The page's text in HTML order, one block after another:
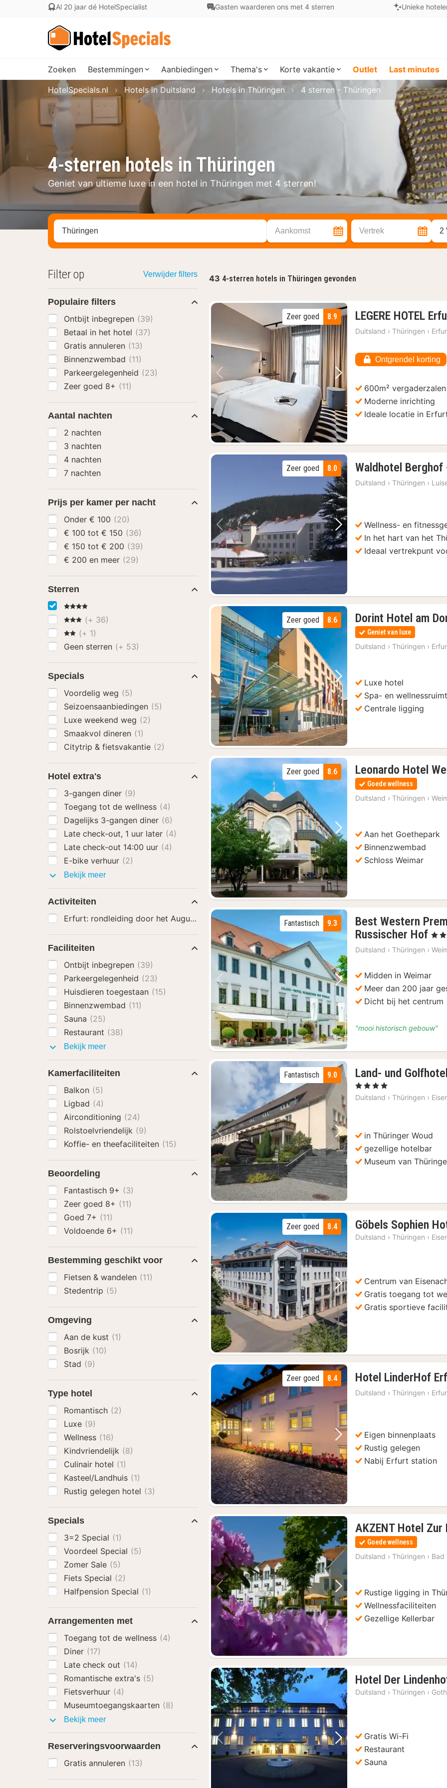
Al 20 jaar dé HotelSpecialist Gasten waarderen ons met 4 sterren Unieke
Zoeken Bestemmingen Aanbiedingen Thema's Korte vakantie Outlet Last minutes
4-sterren hotels in Thüringen
Geniet van ultieme luxe in een hotel in Thüringen met 4 sterren!
HotelSpecials.nl Hotels in Duitsland Hotels in Thüringen 4 sterren - Thüringen
Zoek op hotel, regio of stad Aankomst Vertrek 2
43 4-sterren hotels in Thüringen gevonden
Vorige foto Volgende foto
8.9
Zeer goed LEGERE HOTEL
Duitsland › Thüringen ›
Ontgrendel korting
600m² vergaderzalen
Moderne inrichting
Ideale locatie in
Vorige foto Volgende foto
8.0
Zeer goed Waldhotel Berghof
Duitsland › Thüringen ›
Wellness- en
In het hart van het
Ideaal vertrekpunt
Vorige foto Volgende foto
8.6
Zeer goed Dorint Hotel am
Geniet van luxe
Duitsland › Thüringen ›
Luxe hotel
Spa- en
Centrale ligging
Vorige foto Volgende foto
8.6
Zeer goed Leonardo Hotel
Goede wellness
Duitsland › Thüringen ›
Aan het Goethepark
Binnenzwembad
Schloss Weimar
Vorige foto Volgende foto
9.3
Fantastisch
Best Western
Russischer Hof 3
, 4
Duitsland › Thüringen ›
Midden in Weimar
Meer dan 200 jaar
Dicht bij het centrum
"mooi historisch gebouw"
Vorige foto Volgende foto
9.0
Fantastisch Land- und
, 4 Sterren
Duitsland › Thüringen ›
in Thüringer Woud
gezellige hotelbar
Museum van
Vorige foto Volgende foto
8.4
Zeer goed Göbels Sophien
Duitsland › Thüringen ›
Centrum van
Gratis toegang tot
Gratis sportieve
Vorige foto Volgende foto
8.4
Zeer goed Hotel LinderHof
Duitsland › Thüringen ›
Eigen binnenplaats
Rustig gelegen
Nabij Erfurt station
Vorige foto Volgende foto
AKZENT Hotel Zur
Goede wellness
Duitsland › Thüringen › Bad
Rustige ligging in
Wellnessfaciliteiten
Gezellige Kellerbar
Vorige foto Volgende foto
Hotel Der
Duitsland › Thüringen ›
Gratis Wi-Fi
Restaurant
Sauna
Filter op Verwijder filters
Populaire filters
Ontbijt inbegrepen (39)
Betaal in het hotel (37)
Gratis annuleren (13)
Binnenzwembad (11)
Parkeergelegenheid (23)
Zeer goed 8+ (11)
Aantal nachten
2 nachten
3 nachten
4 nachten
7 nachten
Prijs per kamer per nacht
Onder € 100 (20)
€ 100 tot € 150 (36)
€ 150 tot € 200 (39)
€ 200 en meer (29)
Sterren
4 Sterren
3 Sterren
(+ 36)
2 Sterren
(+ 1)
Geen sterren (+ 53)
Specials
Voordelig weg (5)
Seizoensaanbiedingen (5)
Luxe weekend weg (2)
Smaakvol dineren (1)
Citytrip & fietsvakantie (2)
Hotel extra's
3-gangen diner (9)
Toegang tot de wellness (4)
Dagelijks 3-gangen diner (6)
Late check-out, 1 uur later (4)
Late check-out 14:00 uur (4)
E-bike verhuur (2)
Bekijk meerHotel
Activiteiten
Erfurt: rondleiding door het Augustijner klooster en de cel van Luther(8)
Faciliteiten
Ontbijt inbegrepen (39)
Parkeergelegenheid (23)
Huisdieren toegestaan (15)
Binnenzwembad (11)
Sauna (25)
Restaurant (38)
Bekijk meerFaciliteiten
Kamerfaciliteiten
Balkon (5)
Ligbad (4)
Airconditioning (24)
Rolstoelvriendelijk (9)
Koffie- en theefaciliteiten (15)
Beoordeling
Fantastisch 9+ (3)
Zeer goed 8+ (11)
Goed 7+ (11)
Voldoende 6+ (11)
Bestemming geschikt voor
Fietsen & wandelen (11)
Stedentrip (5)
Omgeving
Aan de kust (1)
Bosrijk (10)
Stad (9)
Type hotel
Romantisch (2)
Luxe (9)
Wellness (16)
Kindvriendelijk (8)
Culinair hotel (1)
Kasteel/Landhuis (1)
Rustig gelegen hotel (3)
Specials
3=2 Special (1)
Voordeel Special (5)
Zomer Sale (5)
Fiets Special (2)
Halfpension Special (1)
Arrangementen met
Toegang tot de wellness (4)
Diner (17)
Late check out (14)
Romantische extra's (5)
Fietsverhuur (4)
Museumtoegangskaarten (8)
Bekijk meerArrangementen
Reserveringsvoorwaarden
Gratis annuleren (13)